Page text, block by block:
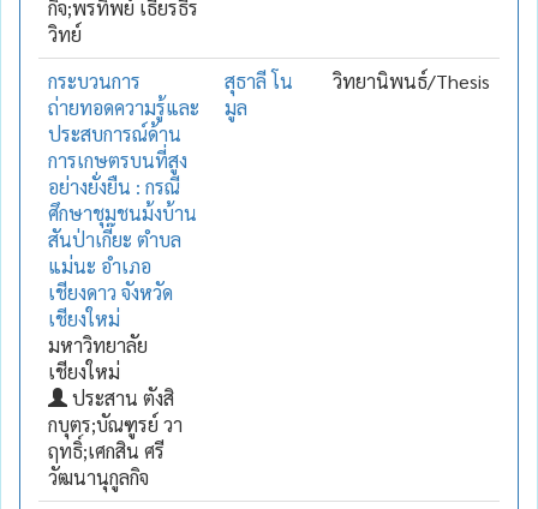
กิจ;พรทิพย์ เธียรธีร
วิทย์
กระบวนการ
ถ่ายทอดความรู้และ
ประสบการณ์ด้าน
การเกษตรบนที่สูง
อย่างยั่งยืน : กรณี
ศึกษาชุมชนม้งบ้าน
สันป่าเกี๊ยะ ตำบล
แม่นะ อำเภอ
เชียงดาว จังหวัด
เชียงใหม่
มหาวิทยาลัย
เชียงใหม่
ประสาน ตังสิ
กบุตร;บัณฑูรย์ วา
ฤทธิ์;เศกสิน ศรี
วัฒนานุกูลกิจ
สุธาลี โน
มูล
วิทยานิพนธ์/Thesis